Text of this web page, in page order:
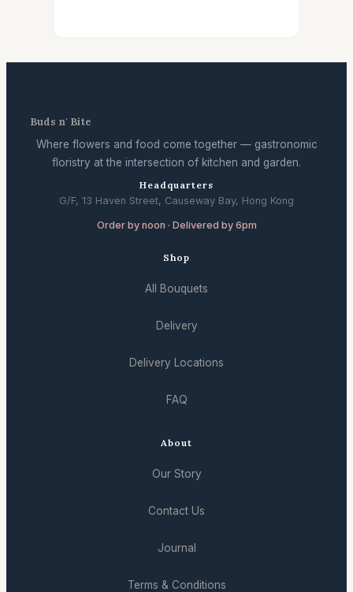
Buds n' Bite
Where flowers and food come together — gastronomic
floristry at the intersection of kitchen and garden.
Headquarters
G/F, 13 Haven Street, Causeway Bay, Hong Kong
Order by noon · Delivered by 6pm
Shop
All Bouquets
Delivery
Delivery Locations
FAQ
About
Our Story
Contact Us
Journal
Terms & Conditions